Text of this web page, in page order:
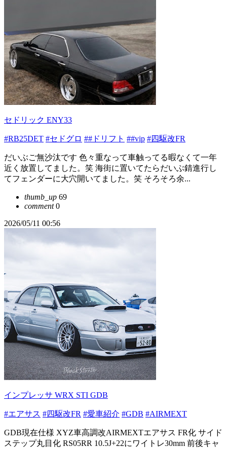
セドリック ENY33
#RB25DET #セドグロ ##ドリフト ##vip #四駆改FR
だいぶご無沙汰です 色々重なって車触ってる暇なくて一年
近く放置してました。笑 海街に置いてたらだいぶ錆進行し
てフェンダーに大穴開いてました。笑 そろそろ余...
thumb_up 69
comment0
2026/05/11 00:56
インプレッサ WRX STI GDB
#エアサス #四駆改FR #愛車紹介 #GDB #AIRMEXT
GDB現在仕様 XYZ車高調改AIRMEXTエアサス FR化 サイド
ステップ丸目化 RS05RR 10.5J+22にワイトレ30mm 前後キャ